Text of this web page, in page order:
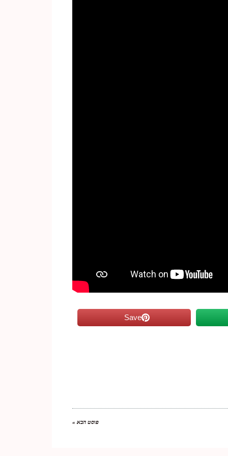
Save
פוסט הבא »